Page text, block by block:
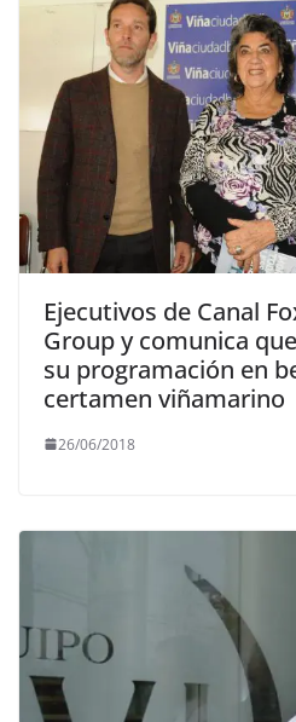
Ejecutivos de Canal
Group y comunica
su programación en
certamen viñamarino
26/06/2018